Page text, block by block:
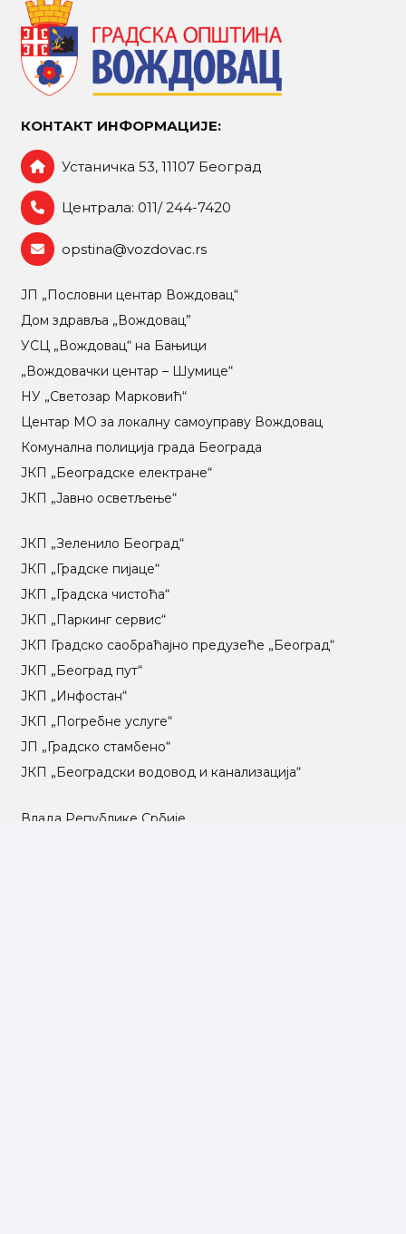
КОНТАКТ ИНФОРМАЦИЈЕ:
Устаничка 53, 11107 Београд
Централа: 011/ 244-7420
opstina@vozdovac.rs
ЈП „Пословни центар Вождовац“
Дом здравља „Вождовац”
УСЦ „Вождовац“ на Бањици
„Вождовачки центар – Шумице“
НУ „Светозар Марковић“
Центар МO за локалну самоуправу Вождовац
Комунална полиција града Београда
ЈКП „Београдске електране“
ЈКП „Јавно осветљење“
ЈКП „Зеленило Београд“
ЈКП „Градске пијаце“
ЈКП „Градска чистоћа“
ЈКП „Паркинг сервис“
ЈКП Градско саобраћајно предузеће „Београд“
ЈКП „Београд пут“
ЈКП „Инфостан“
ЈКП „Погребне услуге“
ЈП „Градско стамбено“
ЈКП „Београдски водовод и канализација“
Влада Републике Србије